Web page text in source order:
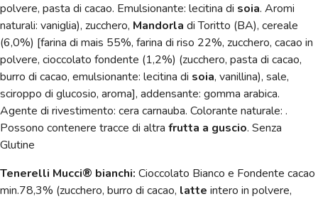
polvere, pasta di cacao. Emulsionante: lecitina di soia. Aromi
naturali: vaniglia), zucchero, Mandorla di Toritto (BA), cereale
(6,0%) [farina di mais 55%, farina di riso 22%, zucchero, cacao in
polvere, cioccolato fondente (1,2%) (zucchero, pasta di cacao,
burro di cacao, emulsionante: lecitina di soia, vanillina), sale,
sciroppo di glucosio, aroma], addensante: gomma arabica.
Agente di rivestimento: cera carnauba. Colorante naturale: .
Possono contenere tracce di altra frutta a guscio. Senza
Glutine
Tenerelli Mucci® bianchi: Cioccolato Bianco e Fondente cacao
min.78,3% (zucchero, burro di cacao, latte intero in polvere,